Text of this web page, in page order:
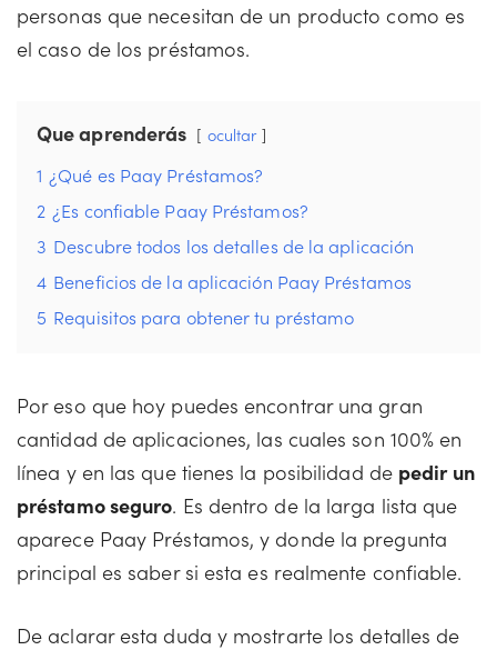
personas que necesitan de un producto como es
el caso de los préstamos.
Que aprenderás ocultar
1 ¿Qué es Paay Préstamos?
2 ¿Es confiable Paay Préstamos?
3 Descubre todos los detalles de la aplicación
4 Beneficios de la aplicación Paay Préstamos
5 Requisitos para obtener tu préstamo
Por eso que hoy puedes encontrar una gran
cantidad de aplicaciones, las cuales son 100% en
línea y en las que tienes la posibilidad de pedir un
préstamo seguro. Es dentro de la larga lista que
aparece Paay Préstamos, y donde la pregunta
principal es saber si esta es realmente confiable.
De aclarar esta duda y mostrarte los detalles de